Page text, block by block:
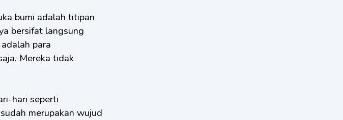
bumi adalah titipan
bersifat langsung
para
Mereka tidak
hari seperti
merupakan wujud